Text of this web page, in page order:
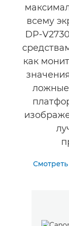
всему
DP-
как
ложные